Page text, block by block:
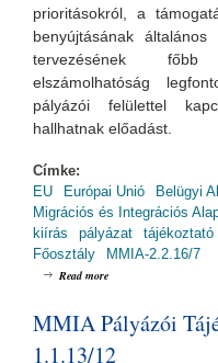
prioritásokról, a
benyújtásának
tervezésének főbb
elszámolhatóság
pályázói felülettel
hallhatnak előadást.
Címke:
EU
Európai Unió Belügyi
Migrációs és Integrációs
kiírás
pályázat tájékoztató
Főosztály
MMIA-2.2.16/7
Read more
MMIA Pályázói
1.1.13/12